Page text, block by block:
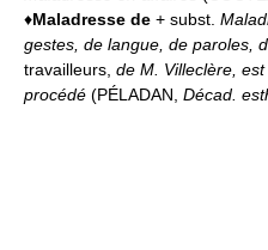
♦Maladresse de + subst.
gestes, de langue, de paroles,
travailleurs, de M. Villeclère,
procédé (PÉLADAN, Décad.